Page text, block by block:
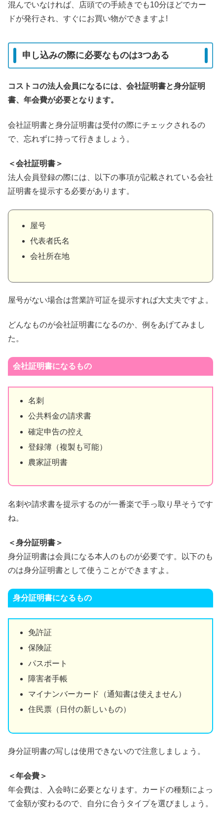
混んでいなければ、店頭での手続きでも10分ほどでカー
ドが発行され、すぐにお買い物ができますよ!
申し込みの際に必要なものは3つある
コストコの法人会員になるには、会社証明書と身分証明
書、年会費が必要となります。
会社証明書と身分証明書は受付の際にチェックされるの
で、忘れずに持って行きましょう。
＜会社証明書＞
法人会員登録の際には、以下の事項が記載されている会社
証明書を提示する必要があります。
屋号
代表者氏名
会社所在地
屋号がない場合は営業許可証を提示すれば大丈夫ですよ。
どんなものが会社証明書になるのか、例をあげてみまし
た。
会社証明書になるもの
名刺
公共料金の請求書
確定申告の控え
登録簿（複製も可能）
農家証明書
名刺や請求書を提示するのが一番楽で手っ取り早そうです
ね。
＜身分証明書＞
身分証明書は会員になる本人のものが必要です。以下のも
のは身分証明書として使うことができますよ。
身分証明書になるもの
免許証
保険証
パスポート
障害者手帳
マイナンバーカード（通知書は使えません）
住民票（日付の新しいもの）
身分証明書の写しは使用できないので注意しましょう。
＜年会費＞
年会費は、入会時に必要となります。カードの種類によっ
て金額が変わるので、自分に合うタイプを選びましょう。